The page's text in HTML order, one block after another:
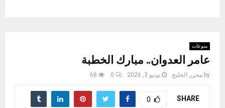
منوعات
عامر العدوان.. مبارك الخطبة
by محرر الخليج يونيو 3, 2026 0
68
SHARE
0